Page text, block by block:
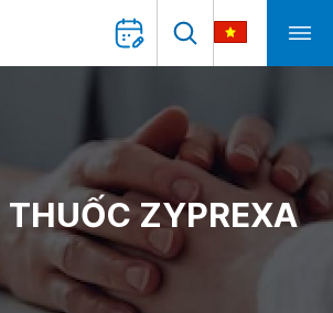
ZYPREXA